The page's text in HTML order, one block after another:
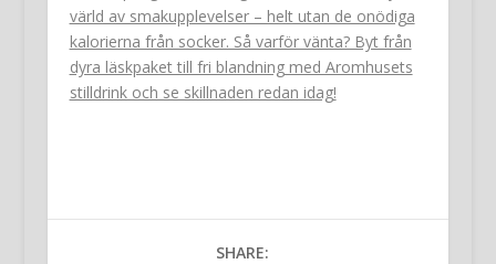
värld av smakupplevelser – helt utan de onödiga
kalorierna från socker. Så varför vänta? Byt från
dyra läskpaket till fri blandning med Aromhusets
stilldrink och se skillnaden redan idag!
SHARE: